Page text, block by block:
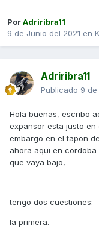
PorAdriribra11
9 de Junio del 2021 en
Adriribra11
Publicado 9 de
Hola buenas, escribo
expansor esta justo
embargo en el tapon
ahora aqui en
que vaya bajo,
tengo dos cuestiones:
la primera.